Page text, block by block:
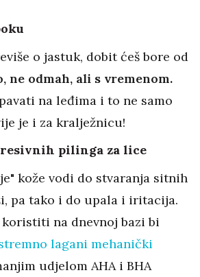
o jastuk, dobit ćeš bore od
ne odmah, ali s vremenom.
na leđima i to ne samo
je i za kralježnicu!
pilinga za lice
kože vodi do stvaranja sitnih
pa tako i do upala i iritacija.
na dnevnoj bazi bi
lagani mehanički
udjelom AHA i BHA